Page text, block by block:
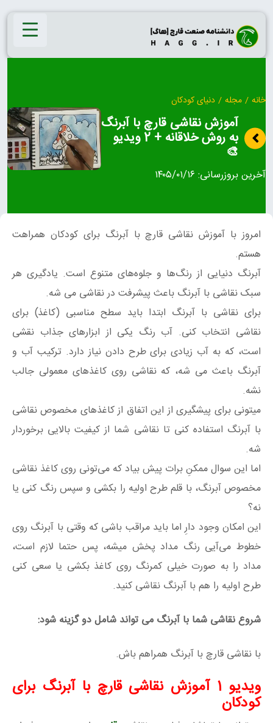
Skip
content
خانه / مجله / دنیای کودکان
آموزش نقاشی قارچ با آبرنگ
به روش خلاقانه + 2 ویدیو
🎨
آخرین بروزرسانی: ۱۴۰۵/۰۱/۱۶
امروز با آموزش نقاشی قارچ با آبرنگ برای کودکان همراهت
هستم.
آبرنگ دنیایی از رنگ‌ها و جلوه‌های متنوع است. یادگیری هر
سبک نقاشی با آبرنگ باعث پیشرفت در نقاشی می شه.
برای نقاشی با آبرنگ ابتدا باید سطح مناسبی (کاغذ) برای
نقاشی انتخاب کنی. آب رنگ یکی از ابزارهای جذاب نقشی
است، که به آب زیادی برای طرح دادن نیاز دارد. ترکیب آب و
آبرنگ باعث می شه، که نقاشی روی کاغذهای معمولی جالب
نشه.
میتونی برای پیشگیری از این اتفاق از کاغذهای مخصوص نقاشی
با آبرنگ استفاده کنی تا نقاشی شما از کیفیت بالایی برخوردار
شه.
اما این سوال ممکنِ برات پیش بیاد که می‌تونی روی کاغذ نقاشی
مخصوص آبرنگ، با قلم طرح اولیه را بکشی و سپس رنگ کنی یا
نه؟
این امکان وجود دارِ اما باید مراقب باشی که وقتی با آبرنگ روی
خطوط می‌آیی رنگ مداد پخش میشه، پس حتما لازم است،
مداد را به صورت خیلی کمرنگ روی کاغذ بکشی یا سعی کنی
طرح اولیه را هم با آبرنگ نقاشی کنید.
شروع نقاشی شما با آبرنگ می تواند شامل دو گزینه شود:
با نقاشی قارچ با آبرنگ همراهم باش.
ویدیو 1 آموزش نقاشی قارچ با آبرنگ برای
کودکان